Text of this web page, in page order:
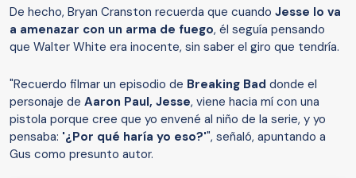
De hecho, Bryan Cranston recuerda que cuando Jesse lo va
a amenazar con un arma de fuego, él seguía pensando
que Walter White era inocente, sin saber el giro que tendría.
"Recuerdo filmar un episodio de Breaking Bad donde el
personaje de Aaron Paul, Jesse, viene hacia mí con una
pistola porque cree que yo envené al niño de la serie, y yo
pensaba: '¿Por qué haría yo eso?'", señaló, apuntando a
Gus como presunto autor.